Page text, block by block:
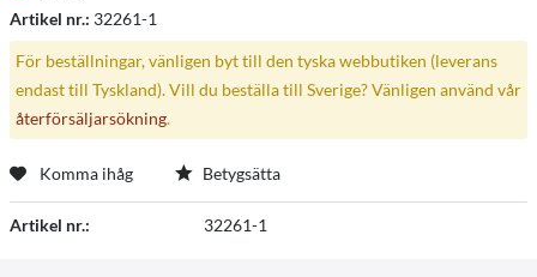
Artikel nr.: 32261-1
För beställningar, vänligen byt till den tyska webbutiken (leverans
endast till Tyskland). Vill du beställa till Sverige? Vänligen använd vår
återförsäljarsökning.
Komma ihåg Betygsätta
Artikel nr.: 32261-1